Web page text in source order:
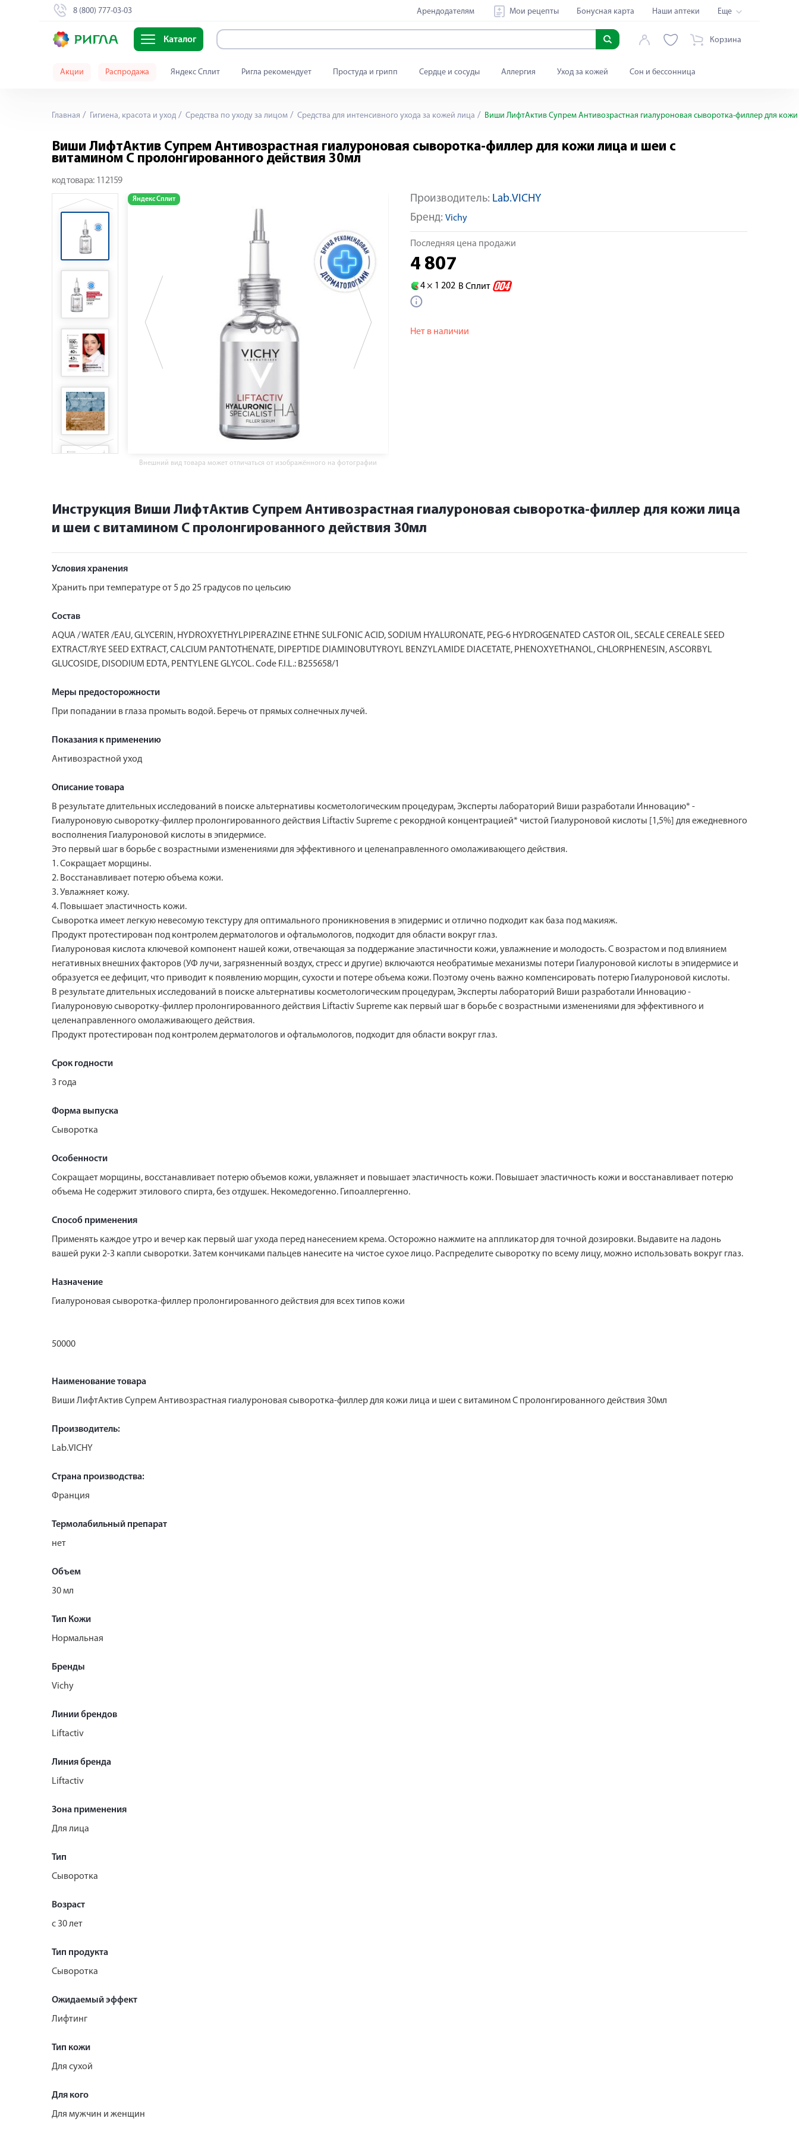
8 (800) 777-03-03 Арендодателям Мои рецепты Бонусная карта Наши аптеки Еще
Каталог Корзина
Акции Распродажа Яндекс Сплит Ригла рекомендует Простуда и грипп Сердце и сосуды Аллергия Уход за кожей Сон и бессонница
Главная Гигиена, красота и уход Средства по уходу за лицом Средства для интенсивного ухода за кожей лица Виши ЛифтАктив Супрем Антивозрастная гиалуроновая сыворотка-филлер для
Виши ЛифтАктив Супрем Антивозрастная гиалуроновая сыворотка-филлер для кожи лица и шеи с
витамином С пролонгированного действия 30мл
код товара: 112159
Яндекс Сплит Яндекс Сплит
Внешний вид товара может отличаться от изображённого на фотографии
Производитель: Lab.VICHY
Бренд: Vichy
Последняя цена продажи
4 807
4 × 1 202 В Сплит
Нет в наличии
Инструкция Виши ЛифтАктив Супрем Антивозрастная гиалуроновая сыворотка-филлер для кожи лица
и шеи с витамином С пролонгированного действия 30мл
Условия хранения
Хранить при температуре от 5 до 25 градусов по цельсию
Состав
AQUA / WATER /EAU, GLYCERIN, HYDROXYETHYLPIPERAZINE ETHNE SULFONIC ACID, SODIUM HYALURONATE, PEG-6 HYDROGENATED CASTOR OIL, SECALE CEREALE SEED
EXTRACT/RYE SEED EXTRACT, CALCIUM PANTOTHENATE, DIPEPTIDE DIAMINOBUTYROYL BENZYLAMIDE DIACETATE, PHENOXYETHANOL, CHLORPHENESIN, ASCORBYL
GLUCOSIDE, DISODIUM EDTA, PENTYLENE GLYCOL. Code F.I.L.: B255658/1
Меры предосторожности
При попадании в глаза промыть водой. Беречь от прямых солнечных лучей.
Показания к применению
Антивозрастной уход
Описание товара
В результате длительных исследований в поиске альтернативы косметологическим процедурам, Эксперты лабораторий Виши разработали Инновацию* -
Гиалуроновую сыворотку-филлер пролонгированного действия Liftactiv Supreme с рекордной концентрацией* чистой Гиалуроновой кислоты [1,5%] для ежедневного
восполнения Гиалуроновой кислоты в эпидермисе.
Это первый шаг в борьбе с возрастными изменениями для эффективного и целенаправленного омолаживающего действия.
1. Сокращает морщины.
2. Восстанавливает потерю объема кожи.
3. Увлажняет кожу.
4. Повышает эластичность кожи.
Сыворотка имеет легкую невесомую текстуру для оптимального проникновения в эпидермис и отлично подходит как база под макияж.
Продукт протестирован под контролем дерматологов и офтальмологов, подходит для области вокруг глаз.
Гиалуроновая кислота ключевой компонент нашей кожи, отвечающая за поддержание эластичности кожи, увлажнение и молодость. С возрастом и под влиянием
негативных внешних факторов (УФ лучи, загрязненный воздух, стресс и другие) включаются необратимые механизмы потери Гиалуроновой кислоты в эпидермисе и
образуется ее дефицит, что приводит к появлению морщин, сухости и потере объема кожи. Поэтому очень важно компенсировать потерю Гиалуроновой кислоты.
В результате длительных исследований в поиске альтернативы косметологическим процедурам, Эксперты лабораторий Виши разработали Инновацию -
Гиалуроновую сыворотку-филлер пролонгированного действия Liftactiv Supreme как первый шаг в борьбе с возрастными изменениями для эффективного и
целенаправленного омолаживающего действия.
Продукт протестирован под контролем дерматологов и офтальмологов, подходит для области вокруг глаз.
Срок годности
3 года
Форма выпуска
Сыворотка
Особенности
Сокращает морщины, восстанавливает потерю объемов кожи, увлажняет и повышает эластичность кожи. Повышает эластичность кожи и восстанавливает потерю
объема Не содержит этилового спирта, без отдушек. Некомедогенно. Гипоаллергенно.
Способ применения
Применять каждое утро и вечер как первый шаг ухода перед нанесением крема. Осторожно нажмите на аппликатор для точной дозировки. Выдавите на ладонь
вашей руки 2-3 капли сыворотки. Затем кончиками пальцев нанесите на чистое сухое лицо. Распределите сыворотку по всему лицу, можно использовать вокруг глаз.
Назначение
Гиалуроновая сыворотка-филлер пролонгированного действия для всех типов кожи
50000
Наименование товара
Виши ЛифтАктив Супрем Антивозрастная гиалуроновая сыворотка-филлер для кожи лица и шеи с витамином С пролонгированного действия 30мл
Производитель:
Lab.VICHY
Страна производства:
Франция
Термолабильный препарат
нет
Объем
30 мл
Тип Кожи
Нормальная
Бренды
Vichy
Линии брендов
Liftactiv
Линия бренда
Liftactiv
Зона применения
Для лица
Тип
Сыворотка
Возраст
с 30 лет
Тип продукта
Сыворотка
Ожидаемый эффект
Лифтинг
Тип кожи
Для сухой
Для кого
Для мужчин и женщин